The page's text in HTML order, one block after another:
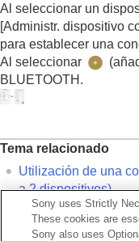
multipunto
Control de
Funciones que
Consulta del
Instalación de
Información importante
Solución de problemas
Accesibilidad
Al seleccionar un
[Administr. dispositivo
para establecer una
Al seleccionar
BLUETOOTH .
Tema relacionado
Utilización de una
a 2 dispositivos)
Anterior
Sony uses Strictly
These cookies are
Sony also uses